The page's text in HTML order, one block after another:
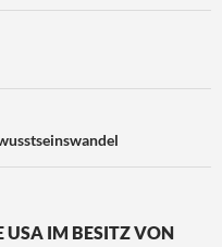
USA IM BESITZ VON